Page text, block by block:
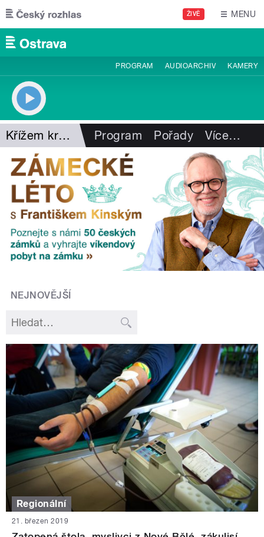
Přejít k hlavnímu obsahu
ŽIVĚ MENU
PROGRAM AUDIOARCHIV KAMERY
Křížem krajem Program Pořady Více…
NEJNOVĚJŠÍ
Regionální
21. březen 2019